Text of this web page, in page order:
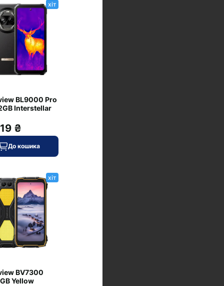
хіт
BL9000 Pro
Interstellar
₴
До кошика
хіт
BV7300
Yellow